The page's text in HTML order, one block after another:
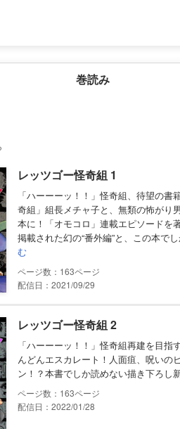
巻読み
レッツゴー怪奇組 1
「ハーーーッ！！」怪奇組、待望の
奇組」組長メチャ子と、無類の怖がり
本に！「オモコロ」連載エピソードを
掲載された幻の“番外編”と、この本で
む
163
配信日：2021/09/29
レッツゴー怪奇組 2
「ハーーーッ！！」怪奇組再建を目
んどんエスカレート！人面疽、呪い
ン！？本書でしか読めない描き下ろし
163
配信日：2022/01/28